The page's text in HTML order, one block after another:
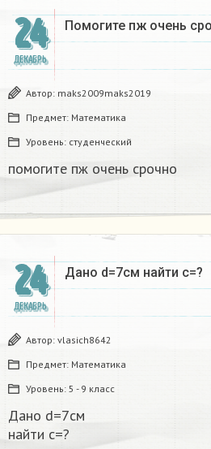
24
ДЕКАБРЬ
Помогите пж очень
Автор: maks2009maks2019
Предмет: Математика
Уровень: студенческий
помогите пж очень срочно​
24
ДЕКАБРЬ
Дано d=7см найти с=?​
Автор: vlasich8642
Предмет: Математика
Уровень: 5 - 9 класс
Дано d=7см
найти с=?​